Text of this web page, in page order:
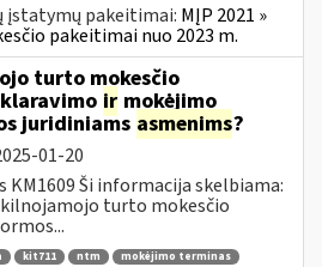
įstatymų pakeitimai: MĮP 2021 »
pakeitimai nuo 2023 m.
turto mokesčio
ir mokėjimo
juridiniams asmenims?
01-20
KM1609 Ši informacija skelbiama:
turto mokesčio
kit711 ntm
mokėjimo terminas